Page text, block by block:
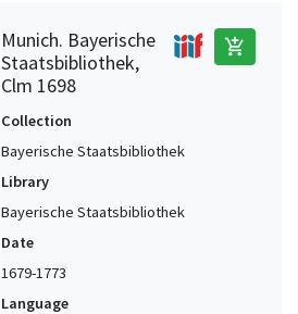
Munich. Bayerische
Staatsbibliothek,
Clm 1698
add_shopping_cart
Collection
Bayerische Staatsbibliothek
Library
Bayerische Staatsbibliothek
Date
1679-1773
Language